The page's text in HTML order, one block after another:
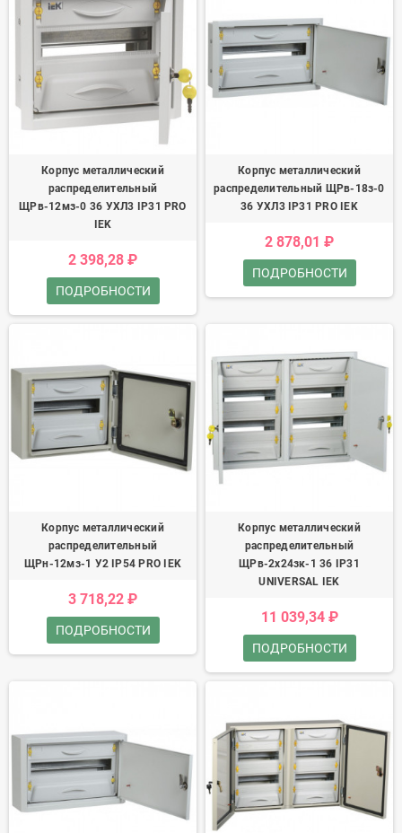
Корпус металлический
распределительный
ЩРв-12мз-0 36 УХЛ3 IP31 PRO
IEK
2 398,28 ₽
ПОДРОБНОСТИ
Корпус металлический
распределительный ЩРв-18з-0
36 УХЛ3 IP31 PRO IEK
2 878,01 ₽
ПОДРОБНОСТИ
Корпус металлический
распределительный
ЩРн-12мз-1 У2 IP54 PRO IEK
3 718,22 ₽
ПОДРОБНОСТИ
Корпус металлический
распределительный
ЩРв-2х24зк-1 36 IP31
UNIVERSAL IEK
11 039,34 ₽
ПОДРОБНОСТИ